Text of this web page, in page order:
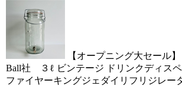
【オープニング大セール
Ball社 ３ℓ ビンテージ ドリンクディス
ファイヤーキングジェダイリフリジレー